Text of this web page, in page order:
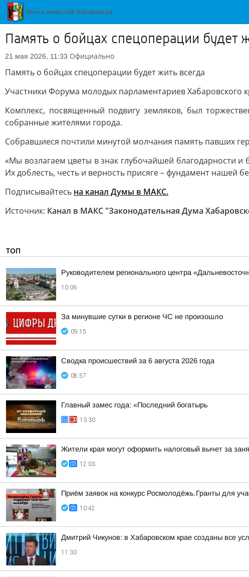
Память о бойцах спецоперации будет
21 мая 2026, 11:33 Официально
Память о бойцах спецоперации будет жить всегда
Участники Форума молодых парламентариев Хабаровского
Комплекс, посвященный подвигу земляков, был
собранные жителями города.
Собравшиеся почтили минутой молчания память павших
«Мы возлагаем цветы в знак глубочайшей благодарности
Их доблесть, честь и верность присяге – фундамент нашей
Подписывайтесь на канал Думы в МАКС.
Источник: Канал в МАКС "Законодательная Дума
ТОП
Руководителем регионального центра
10:06
За минувшие сутки в регионе ЧС не произошло
09:15
Сводка происшествий за 6 августа 2026 года
08:57
Главный замес года: «Последний богатырь
13:30
Жители края могут оформить налоговый вычет за
12:03
Приём заявок на конкурс Росмолодёжь.Гранты для
10:42
Дмитрий Чикунов: в Хабаровском крае созданы все
11:30